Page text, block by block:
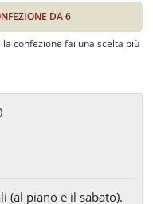
DA 6
confezione fai una scelta più
(al piano e il sabato).